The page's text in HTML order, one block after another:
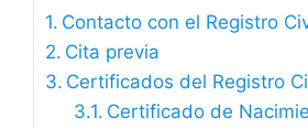
Contacto con el Registro
Cita previa
Certificados del Registro
Certificado de